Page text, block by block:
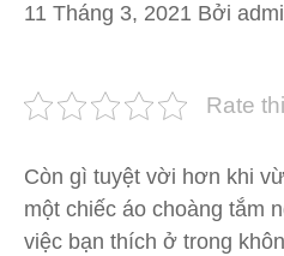
11 Tháng 3, 2021 Bởi
Rate
Còn gì tuyệt vời hơn khi
một chiếc áo choàng tắm
việc bạn thích ở trong